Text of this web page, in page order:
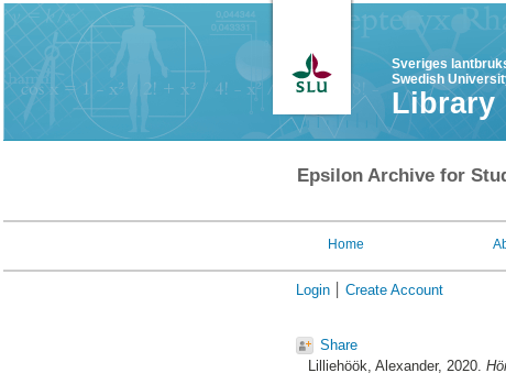
Sveriges
Swedish
Library
Epsilon Archive for
Home
Login Create Account
Share
Lilliehöök, Alexander, 2020.